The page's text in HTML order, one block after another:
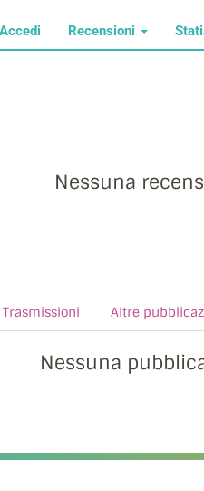
Accedi Recensioni
Nessuna
Trasmissioni Altre
Nessuna